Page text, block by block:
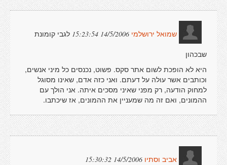
שמואל ירושלמי 14/5/2006 15:23:54
לגבי קומונת
שבכהון
היא לא הופכת לשום אתר סקס. פשוט, נכנסים כל מיני אנשים,
וכותבים אשר עולה על דעתם. ואני כזה אדם, שאינו מסוגל
למחוק הודעה, רק מפני שאיני מסכים איתה. אני הולך עם
ההמונים, ואם זה מה שמעניין את ההמונים, אז שיכתבו.
אביב וסתיו 14/5/2006 15:30:32